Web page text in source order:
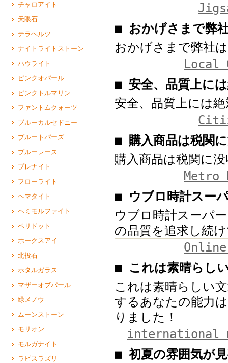
チャロアイト
天眼石
テラヘルツ
ナイトライトストーン
ハウライト
ピンクオパール
ピンクトルマリン
ファントムクォーツ
ブルーカルセドニー
ブルートパーズ
ブルーレース
プレナイト
フローライト
ヘマタイト
ヘミモルファイト
ペリドット
ホークスアイ
北投石
ホタルガラス
マザーオブパール
緑メノウ
ムーンストーン
モリオン
モルガナイト
ラピスラズリ
■ おかげさまで弊
おかげさまで弊社
Local
■ 安全、品質上に
安全、品質上には
■ 購入商品は税関
購入商品は税関に
Metro
■ ウブロ時計スー
ウブロ時計スーパ
の品質を追求し続
■ これは素晴らし
これは素晴らしい
するあなたの能力
りました！
international
■ 初夏の雰囲気が